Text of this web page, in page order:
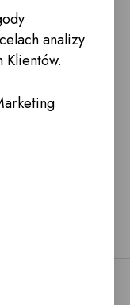
- 18.00
analizy
Klientów.